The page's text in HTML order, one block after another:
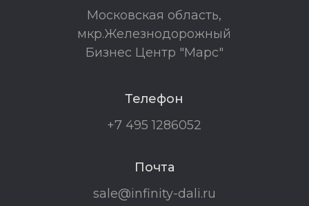
Московская область,
мкр.Железнодорожный
Бизнес Центр "Марс"
Телефон
+7 495 1286052
Почта
sale@infinity-dali.ru